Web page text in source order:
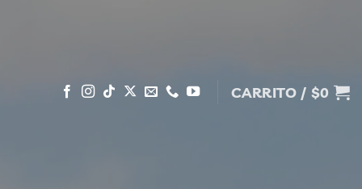
CARRITO / $0